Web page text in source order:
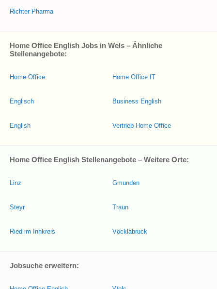
Richter Pharma
Home Office English Jobs in Wels – Ähnliche
Stellenangebote:
Home Office
Englisch
English
Home Office IT
Business English
Vertrieb Home Office
Home Office English Stellenangebote – Weitere Orte:
Linz
Steyr
Ried im Innkreis
Gmunden
Traun
Vöcklabruck
Jobsuche erweitern: